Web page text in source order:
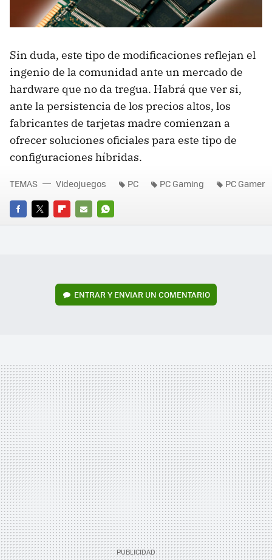
Sin duda, este tipo de modificaciones reflejan el
ingenio de la comunidad ante un mercado de
hardware que no da tregua. Habrá que ver si,
ante la persistencia de los precios altos, los
fabricantes de tarjetas madre comienzan a
ofrecer soluciones oficiales para este tipo de
configuraciones híbridas.
FACEBOOK
TWITTERFLIPBOARD
E-
WHATSAPP
TEMAS Videojuegos PC PC Gaming PC Gamer
ENTRAR Y ENVIAR UN COMENTARIO